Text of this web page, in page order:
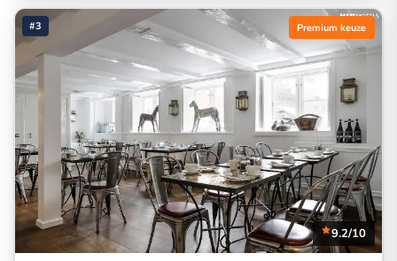
#3 Premium keuze
9.2/10